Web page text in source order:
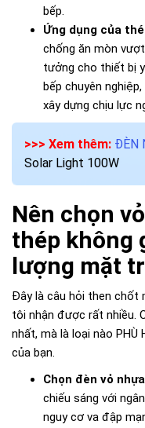
bếp.
Ứng dụng của
chống ăn mòn
tưởng cho thiết bị
bếp chuyên
xây dựng chịu lực
>>> Xem thêm: ĐÈN
Solar Light 100W
Nên chọn
thép không
lượng mặt
Đây là câu hỏi then chốt
tôi nhận được rất nhiều.
nhất, mà là loại nào PHÙ
của bạn.
Chọn đèn vỏ
chiếu sáng với
nguy cơ va đập